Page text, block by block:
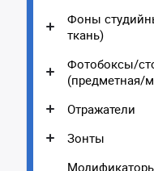
Фоны
ткань)
Фотобоксы/
(предметная/
Отражатели
Зонты